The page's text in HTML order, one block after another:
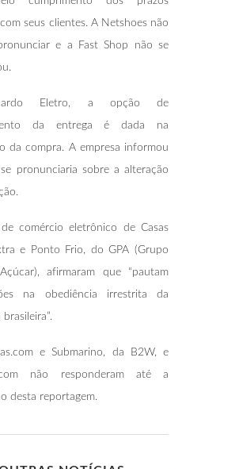
seus clientes. A Netshoes não
e a Fast Shop não se
Eletro, a opção de
da entrega é dada na
da compra. A empresa informou
pronunciaria sobre a alteração
comércio eletrônico de Casas
e Ponto Frio, do GPA (Grupo
afirmaram que “pautam
na obediência irrestrita da
brasileira”.
e Submarino, da B2W, e
não responderam até a
desta reportagem.